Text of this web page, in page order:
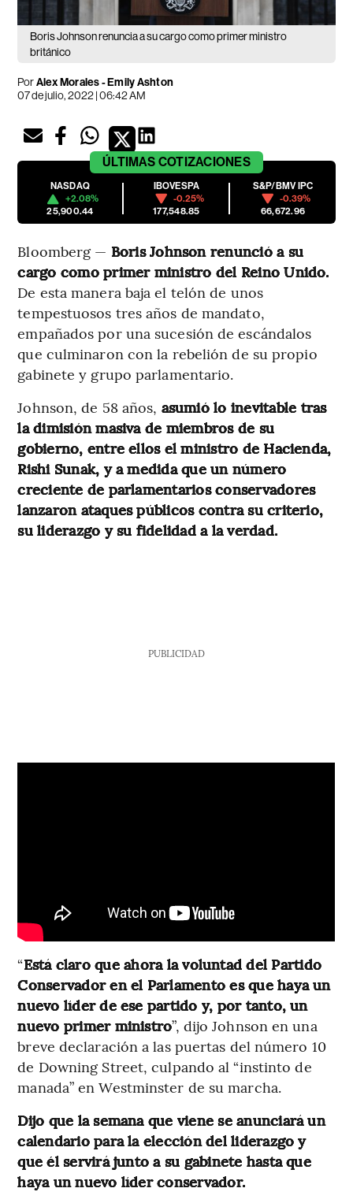
Boris Johnson renuncia a su cargo como primer ministro
británico
PorAlex Morales - Emily Ashton
07 de julio, 2022 | 06:42 AM
ÚLTIMAS COTIZACIONES
NASDAQ
+2.08%
25,900.44
IBOVESPA
-0.25%
177,548.85
S&P/BMV IPC
-0.39%
66,672.96
Bloomberg — Boris Johnson renunció a su
cargo como primer ministro del Reino Unido.
De esta manera baja el telón de unos
tempestuosos tres años de mandato,
empañados por una sucesión de escándalos
que culminaron con la rebelión de su propio
gabinete y grupo parlamentario.
Johnson, de 58 años, asumió lo inevitable tras
la dimisión masiva de miembros de su
gobierno, entre ellos el ministro de Hacienda,
Rishi Sunak, y a medida que un número
creciente de parlamentarios conservadores
lanzaron ataques públicos contra su criterio,
su liderazgo y su fidelidad a la verdad.
PUBLICIDAD
“Está claro que ahora la voluntad del Partido
Conservador en el Parlamento es que haya un
nuevo líder de ese partido y, por tanto, un
nuevo primer ministro”, dijo Johnson en una
breve declaración a las puertas del número 10
de Downing Street, culpando al “instinto de
manada” en Westminster de su marcha.
Dijo que la semana que viene se anunciará un
calendario para la elección del liderazgo y
que él servirá junto a su gabinete hasta que
haya un nuevo líder conservador.